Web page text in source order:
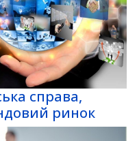
справа,
ринок